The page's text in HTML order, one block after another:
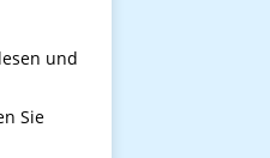
und
Sie